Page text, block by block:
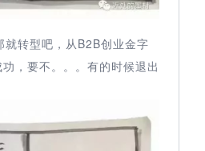
转型吧，从B2B创业金字
，要不。。。有的时候退出